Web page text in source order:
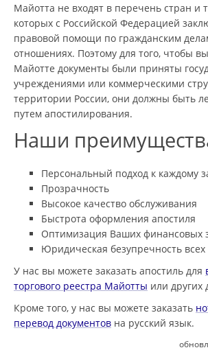
Майотта не входят в перечень стран и
которых с Российской Федерацией
правовой помощи по гражданским
отношениях. Поэтому для того, чтобы
Майотте документы были приняты
учреждениями или коммерческими
территории России, они должны быть
путем апостилирования.
Наши
Персональный подход к каждому
Прозрачность
Высокое качество обслуживания
Быстрота оформления апостиля
Оптимизация Ваших финансовых
Юридическая безупречность
У нас вы можете заказать апостиль для
торгового реестра Майотты или других
Кроме того, у нас вы можете заказать
перевод документов на русский язык.